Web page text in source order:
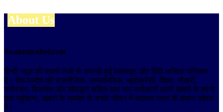
About Us
Swatantrabol.com
हिन्दी न्यूज़ की सबसे तेजी से उभरती हुई वेबसाइट और हिंदी मासिक पत्रिका
है। देश-प्रदेश की राजनीतिक, समसामयिक, ब्यूरोक्रेसी, शिक्षा, नौकरी,
मनोरंजन, बिजनेस और खेलकूद सहित आम जन सरोकारों वाली खबरों के लोगो
तक पहुंचाना, खबरों के माध्यम से उनके जीवन में बदलाव लाना ही हमारा उद्देश्य
है।